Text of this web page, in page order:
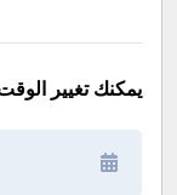
يمكنك تغيير